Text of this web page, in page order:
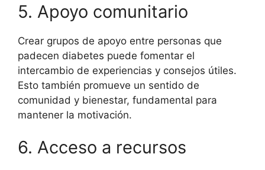
5. Apoyo comunitario
Crear grupos de apoyo entre personas que
padecen diabetes puede fomentar el
intercambio de experiencias y consejos útiles.
Esto también promueve un sentido de
comunidad y bienestar, fundamental para
mantener la motivación.
6. Acceso a recursos